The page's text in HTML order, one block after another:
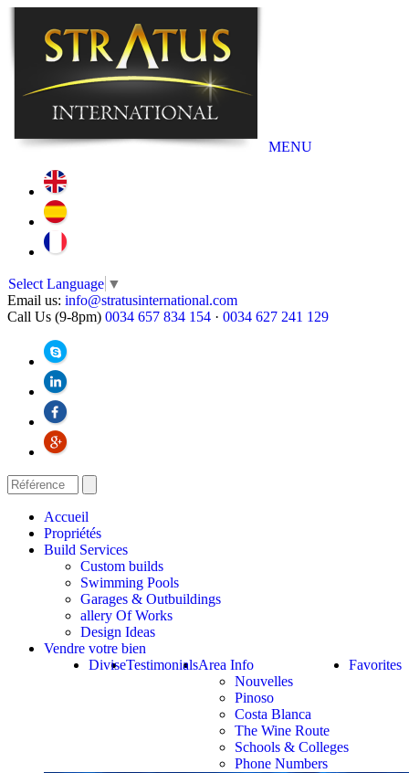
MENU
Select Language ▼
Email us: info@stratusinternational.com
Call Us (9-8pm) 0034 657 834 154 · 0034 627 241 129
Accueil
Propriétés
Build Services
Custom builds
Swimming Pools
Garages & Outbuildings
allery Of Works
Design Ideas
Vendre votre bien
Favorites
Area Info
Nouvelles
Pinoso
Costa Blanca
The Wine Route
Schools & Colleges
Phone Numbers
Testimonials
Divise